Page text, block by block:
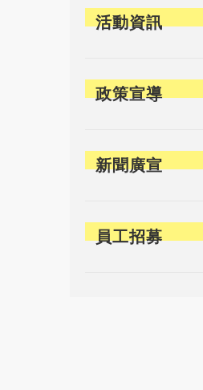
活動資訊
政策宣導
新聞廣宣
員工招募